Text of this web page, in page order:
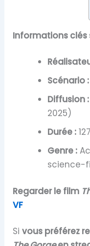
Informations clés
Scénario :
Diffusion :
2025)
Durée :
Genre :
science-
Regarder le film
VF
Sivous préférez